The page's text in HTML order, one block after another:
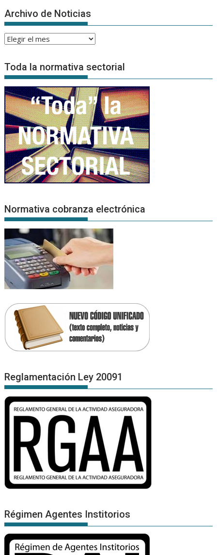
Archivo de Noticias
Archivo
Noticias
Toda la normativa sectorial
Normativa cobranza electrónica
Reglamentación Ley 20091
Régimen Agentes Institorios